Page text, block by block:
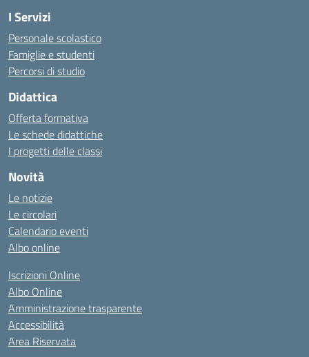
I Servizi
Personale scolastico
Famiglie e studenti
Percorsi di studio
Didattica
Offerta formativa
Le schede didattiche
I progetti delle classi
Novità
Le notizie
Le circolari
Calendario eventi
Albo online
Iscrizioni Online
Albo Online
Amministrazione trasparente
Accessibilità
Area Riservata